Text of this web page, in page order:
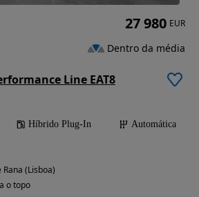
Line EAT8
Híbrido Plug-In
Automática
(Lisboa)
o topo
27 980 EUR
Dentro da média